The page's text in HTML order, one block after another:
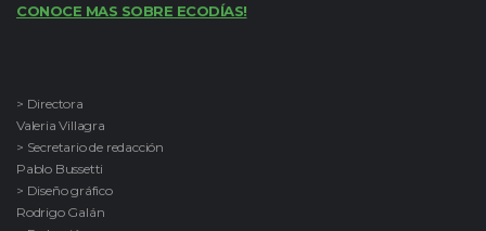
CONOCE MAS SOBRE ECODÍAS!
> Directora
Valeria Villagra
> Secretario de redacción
Pablo Bussetti
> Diseño gráfico
Rodrigo Galán